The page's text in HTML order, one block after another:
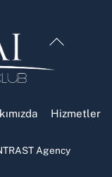
Back
Hizmetler
Agency